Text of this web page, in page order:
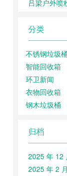
吕梁户外喷
分类
不锈钢垃圾桶
智能回收箱
环卫新闻
衣物回收箱
钢木垃圾桶
归档
2025 年 12
2025 年 2 月